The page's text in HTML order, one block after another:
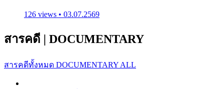
126 views • 03.07.2569
สารคดี | DOCUMENTARY
สารคดีทั้งหมด DOCUMENTARY ALL